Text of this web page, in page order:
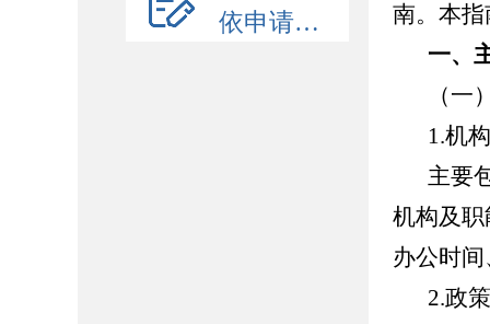
依申请公开
南。本
一、
（
1.机
主要
机构及
办公时
2.政